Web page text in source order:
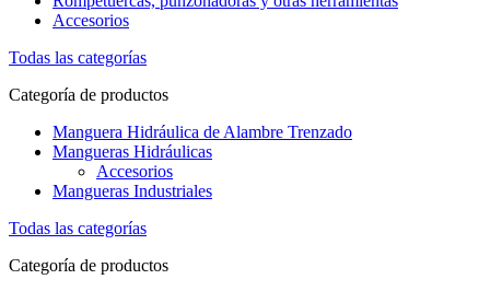
Accesorios
Todas las categorías
Categoría de productos
Manguera Hidráulica de Alambre Trenzado
Mangueras Hidráulicas
Accesorios
Mangueras Industriales
Todas las categorías
Categoría de productos